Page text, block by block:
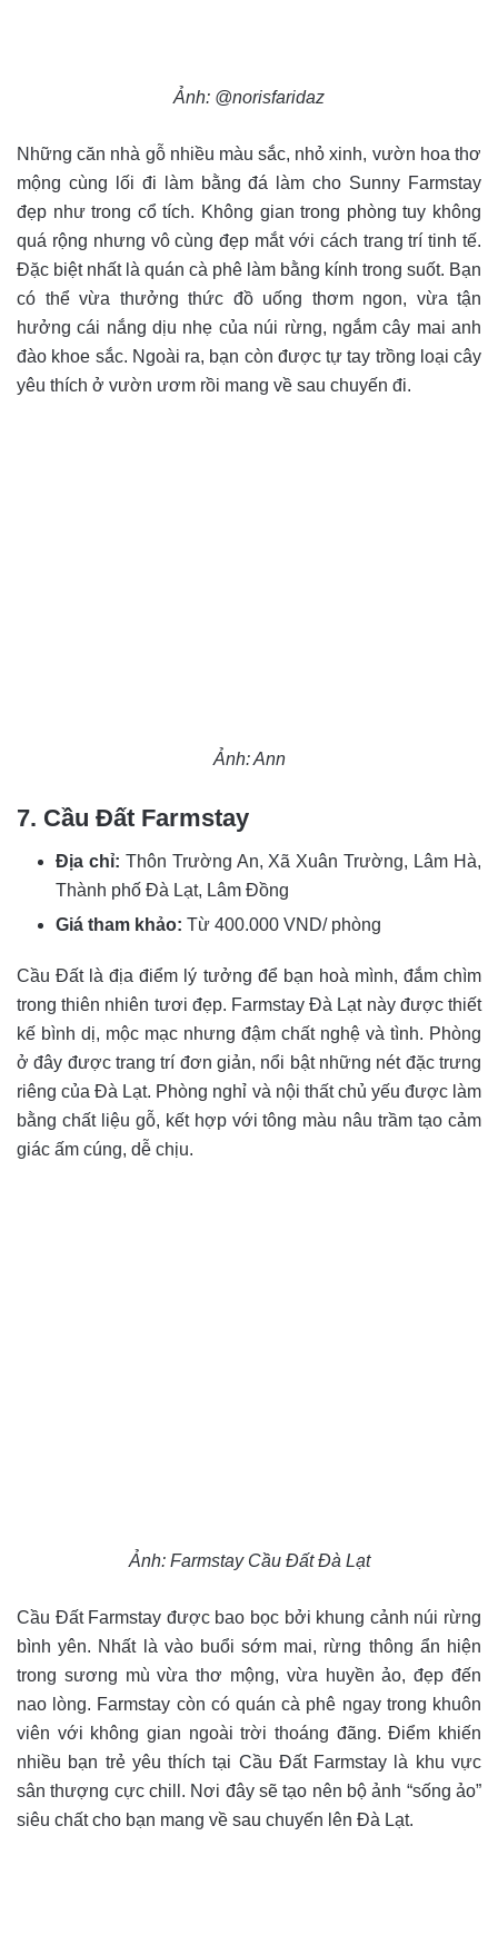
Ảnh: @norisfaridaz
Những căn nhà gỗ nhiều màu sắc, nhỏ xinh, vườn hoa thơ
mộng cùng lối đi làm bằng đá làm cho Sunny Farmstay
đẹp như trong cổ tích. Không gian trong phòng tuy không
quá rộng nhưng vô cùng đẹp mắt với cách trang trí tinh tế.
Đặc biệt nhất là quán cà phê làm bằng kính trong suốt. Bạn
có thể vừa thưởng thức đồ uống thơm ngon, vừa tận
hưởng cái nắng dịu nhẹ của núi rừng, ngắm cây mai anh
đào khoe sắc. Ngoài ra, bạn còn được tự tay trồng loại cây
yêu thích ở vườn ươm rồi mang về sau chuyến đi.
Ảnh: Ann
7. Cầu Đất Farmstay
Địa chỉ: Thôn Trường An, Xã Xuân Trường, Lâm Hà,
Thành phố Đà Lạt, Lâm Đồng
Giá tham khảo: Từ 400.000 VND/ phòng
Cầu Đất là địa điểm lý tưởng để bạn hoà mình, đắm chìm
trong thiên nhiên tươi đẹp. Farmstay Đà Lạt này được thiết
kế bình dị, mộc mạc nhưng đậm chất nghệ và tình. Phòng
ở đây được trang trí đơn giản, nổi bật những nét đặc trưng
riêng của Đà Lạt. Phòng nghỉ và nội thất chủ yếu được làm
bằng chất liệu gỗ, kết hợp với tông màu nâu trầm tạo cảm
giác ấm cúng, dễ chịu.
Ảnh: Farmstay Cầu Đất Đà Lạt
Cầu Đất Farmstay được bao bọc bởi khung cảnh núi rừng
bình yên. Nhất là vào buổi sớm mai, rừng thông ẩn hiện
trong sương mù vừa thơ mộng, vừa huyền ảo, đẹp đến
nao lòng. Farmstay còn có quán cà phê ngay trong khuôn
viên với không gian ngoài trời thoáng đãng. Điểm khiến
nhiều bạn trẻ yêu thích tại Cầu Đất Farmstay là khu vực
sân thượng cực chill. Nơi đây sẽ tạo nên bộ ảnh “sống ảo”
siêu chất cho bạn mang về sau chuyến lên Đà Lạt.